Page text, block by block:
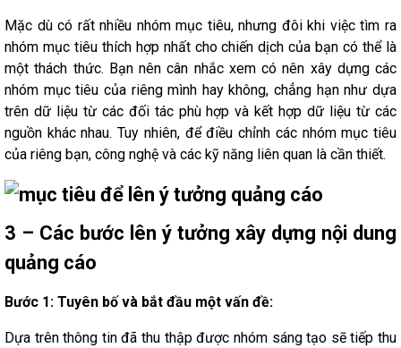
Mặc dù có rất nhiều nhóm mục tiêu, nhưng đôi khi việc tìm ra
nhóm mục tiêu thích hợp nhất cho chiến dịch của bạn có thể là
một thách thức. Bạn nên cân nhắc xem có nên xây dựng các
nhóm mục tiêu của riêng mình hay không, chẳng hạn như dựa
trên dữ liệu từ các đối tác phù hợp và kết hợp dữ liệu từ các
nguồn khác nhau. Tuy nhiên, để điều chỉnh các nhóm mục tiêu
của riêng bạn, công nghệ và các kỹ năng liên quan là cần thiết.
3 – Các bước lên ý tưởng xây dựng nội dung
quảng cáo
Bước 1: Tuyên bố và bắt đầu một vấn đề:
Dựa trên thông tin đã thu thập được nhóm sáng tạo sẽ tiếp thu